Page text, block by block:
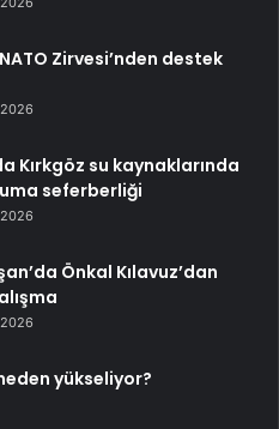
Zirvesi’nden destek
Kırkgöz su kaynaklarında
seferberliği
Önkal Kılavuz’dan
yükseliyor?